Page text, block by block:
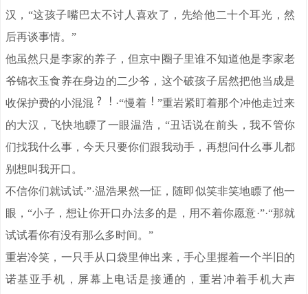
汉，“这孩子嘴巴太不讨人喜欢了，先给他二十个耳光，然
后再谈事情。”
他虽然只是李家的养子，但京中圈子里谁不知道他是李家老
爷锦衣玉食养在身边的二少爷，这个破孩子居然把他当成是
收保护费的小混混
·“慢着
”重岩紧盯着那个冲他走过来
的大汉，飞快地瞟了一眼温浩，“丑话说在前头，我不管你
们找我什么事，今天只要你们跟我动手，再想问什么事儿都
别想叫我开口。
不信你们就试试·”·温浩果然一怔，随即似笑非笑地瞟了他一
眼，“小子，想让你开口办法多的是，用不着你愿意·”·“那就
试试看你有没有那么多时间。”
重岩冷笑，一只手从口袋里伸出来，手心里握着一个半旧的
诺基亚手机，屏幕上电话是接通的，重岩冲着手机大声